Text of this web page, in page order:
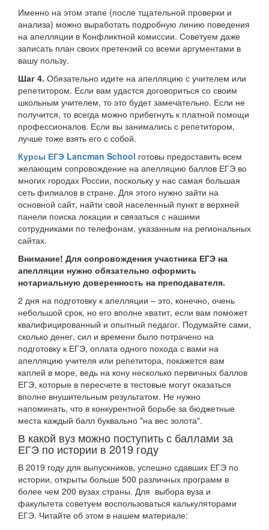
Именно на этом этапе (после тщательной проверки и
анализа) можно выработать подробную линию поведения
на апелляции в Конфликтной комиссии. Советуем даже
записать план своих претензий со всеми аргументами в
вашу пользу.
Шаг 4. Обязательно идите на апелляцию с учителем или
репетитором. Если вам удастся договориться со своим
школьным учителем, то это будет замечательно. Если не
получится, то всегда можно прибегнуть к платной помощи
профессионалов. Если вы занимались с репетитором,
лучше тоже взять его с собой.
Курсы ЕГЭ Lancman School готовы предоставить всем
желающим сопровождение на апелляцию баллов ЕГЭ во
многих городах России, поскольку у нас самая большая
сеть филиалов в стране. Для этого нужно зайти на
основной сайт, найти свой населенный пункт в верхней
панели поиска локации и связаться с нашими
сотрудниками по телефонам, указанным на региональных
сайтах.
Внимание! Для сопровождения участника ЕГЭ на
апелляции нужно обязательно оформить
нотариальную доверенность на преподавателя.
2 дня на подготовку к апелляции – это, конечно, очень
небольшой срок, но его вполне хватит, если вам поможет
квалифицированный и опытный педагог. Подумайте сами,
сколько денег, сил и времени было потрачено на
подготовку к ЕГЭ, оплата одного похода с вами на
апелляцию учителя или репетитора, покажется вам
каплей в море, ведь на кону несколько первичных баллов
ЕГЭ, которые в пересчете в тестовые могут оказаться
вполне внушительным результатом. Не нужно
напоминать, что в конкурентной борьбе за бюджетные
места каждый балл буквально "на вес золота".
В какой вуз можно поступить с баллами за
ЕГЭ по истории в 2019 году
В 2019 году для выпускников, успешно сдавших ЕГЭ по
истории, открыты больше 500 различных программ в
более чем 200 вузах страны. Для выбора вуза и
факультета советуем воспользоваться калькуляторами
ЕГЭ. Читайте об этом в нашем материале: